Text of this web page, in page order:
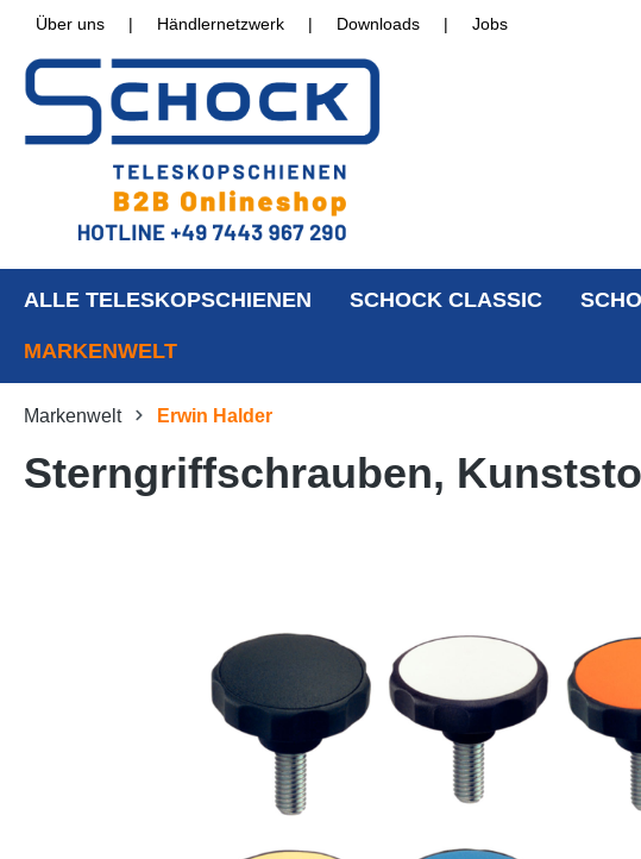
Über uns | Händlernetzwerk | Downloads | Jobs
ALLE TELESKOPSCHIENEN SCHOCK CLASSIC
MARKENWELT
Markenwelt Erwin Halder
Sterngriffschrauben,